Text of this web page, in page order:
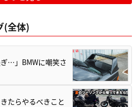
(全体)
ぎ…」BMWに嘲笑さ
たらやるべきこと